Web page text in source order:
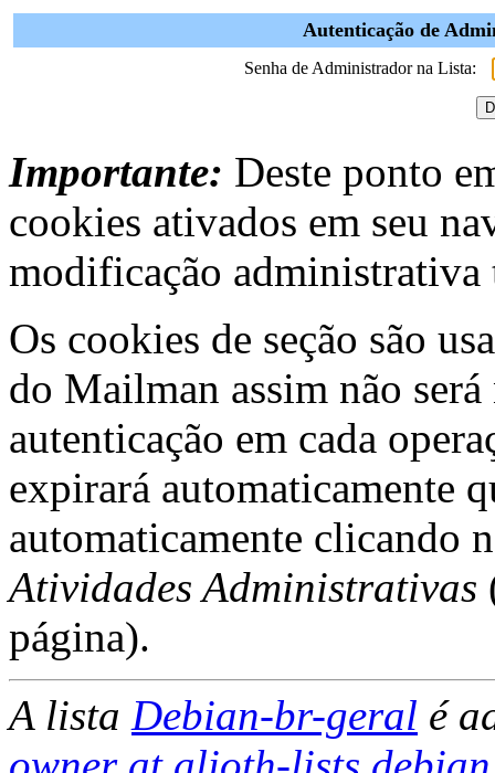
Autenticação de
Senha de Administrador na Lista:
Importante: Deste ponto
cookies ativados em seu
modificação administrativa
Os cookies de seção são
do Mailman assim não será
autenticação em cada
expirará automaticamente
automaticamente clicando
Atividades Administrativas
página).
A lista Debian-br-geral é